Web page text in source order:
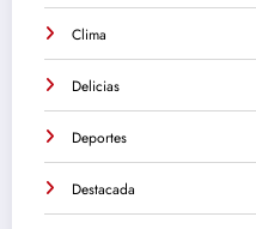
Clima
Delicias
Deportes
Destacada